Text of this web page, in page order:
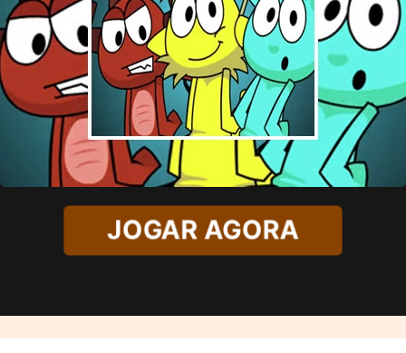
JOGAR AGORA